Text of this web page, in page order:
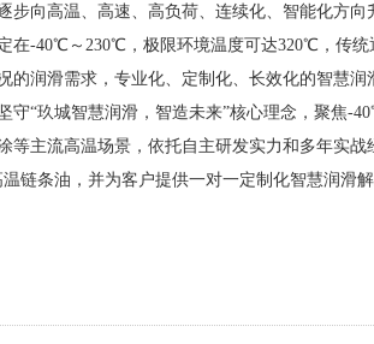
步向高温、高速、高负荷、连续化、智能化方
在-40℃～230℃，极限环境温度可达320℃，传
的润滑需求，专业化、定制化、长效化的智慧
守“玖城智慧润滑，智造未来”核心理念，聚焦-
等主流高温场景，依托自主研发实力和多年实战
链条油，并为客户提供一对一定制化智慧润滑